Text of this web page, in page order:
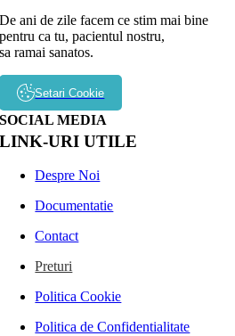
De ani de zile facem ce stim mai bine
pentru ca tu, pacientul nostru,
sa ramai sanatos.
Setari Cookie
SOCIAL MEDIA
LINK-URI UTILE
Despre Noi
Documentatie
Contact
Preturi
Politica Cookie
Politica de Confidentialitate